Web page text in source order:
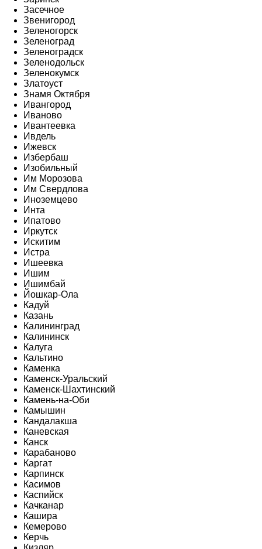
Засечное
Звенигород
Зеленогорск
Зеленоград
Зеленоградск
Зеленодольск
Зеленокумск
Златоуст
Знамя Октября
Ивангород
Иваново
Ивантеевка
Ивдель
Ижевск
Избербаш
Изобильный
Им Морозова
Им Свердлова
Иноземцево
Инта
Ипатово
Иркутск
Искитим
Истра
Ишеевка
Ишим
Ишимбай
Йошкар-Ола
Кадуй
Казань
Калининград
Калининск
Калуга
Кальтино
Каменка
Каменск-Уральский
Каменск-Шахтинский
Камень-на-Оби
Камышин
Кандалакша
Каневская
Канск
Карабаново
Каргат
Карпинск
Касимов
Каспийск
Качканар
Кашира
Кемерово
Керчь